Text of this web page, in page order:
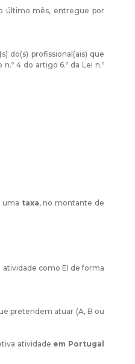
último mês, entregue por
do(s) profissional(ais) que
4 do artigo 6.º da Lei n.º
uma taxa, no montante de
atividade como EI de forma
pretendem atuar (A, B ou
atividade em Portugal